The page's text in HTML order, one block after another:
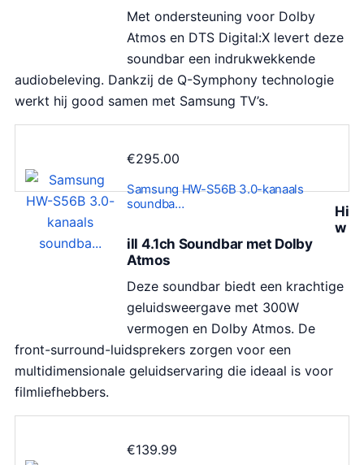
Met ondersteuning voor Dolby
Atmos en DTS Digital:X levert deze
soundbar een indrukwekkende
audiobeleving. Dankzij de Q-Symphony technologie
werkt hij good samen met Samsung TV’s.
€295.00
Samsung HW-S56B 3.0-kanaals
soundba…
Hi
w
ill 4.1ch Soundbar met Dolby
Atmos
Deze soundbar biedt een krachtige
geluidsweergave met 300W
vermogen en Dolby Atmos. De
front-surround-luidsprekers zorgen voor een
multidimensionale geluidservaring die ideaal is voor
filmliefhebbers.
€139.99